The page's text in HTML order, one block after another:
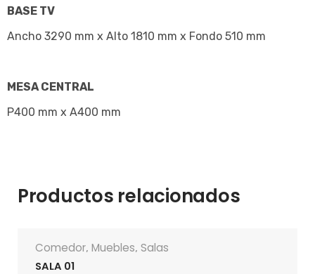
BASE TV
Ancho 3290 mm x Alto 1810 mm x Fondo 510 mm
MESA CENTRAL
P400 mm x A400 mm
Productos relacionados
Comedor, Muebles, Salas
SALA 01